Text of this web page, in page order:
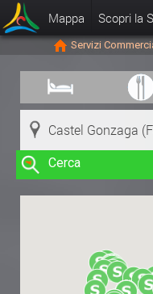
Mappa Scopri la
Servizi
Cerca
Clicca su una
per visualizzare